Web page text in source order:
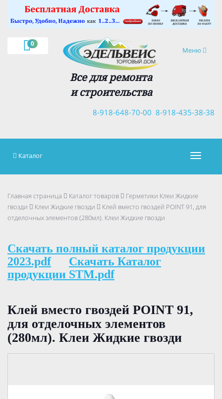
0
Навигация
Меню
Все для ремонта
и строительства
8-918-435-38-38
8-918-648-70-00
×
Каталог
Главная страница Каталог товаров
Герметики Клеи Жидкие
гвозди
Клеи Жидкие гвозди
Клей вместо гвоздей POINT 91, для
отделочных элементов (280мл). Клеи Жидкие гвозди
Скачать полный каталог продукции
2023.pdf
Скачать Каталог
продукции STM.pdf
Клей вместо гвоздей POINT 91,
для отделочных элементов
(280мл). Клеи Жидкие гвозди